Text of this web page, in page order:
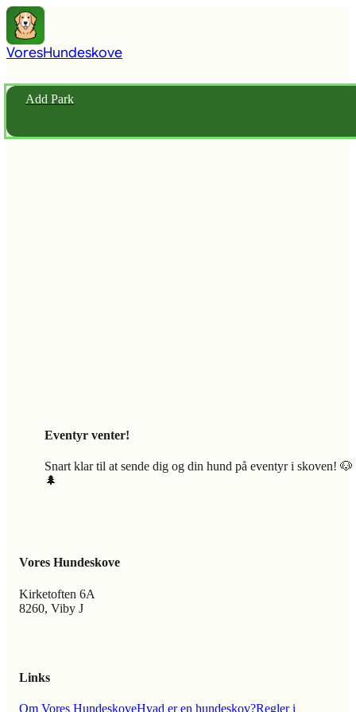
VoresHundeskove
Add Park
Eventyr venter!
Snart klar til at sende dig og din hund på eventyr i skoven! 🐶
🌲
Vores Hundeskove
Kirketoften 6A
8260, Viby J
Links
Om Vores HundeskoveHvad er en hundeskov?Regler i